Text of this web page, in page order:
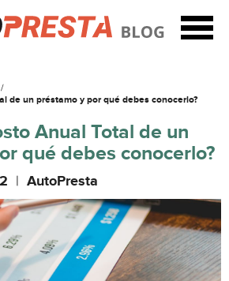
de un préstamo y por qué debes conocerlo?
Anual Total de un
qué debes conocerlo?
| AutoPresta